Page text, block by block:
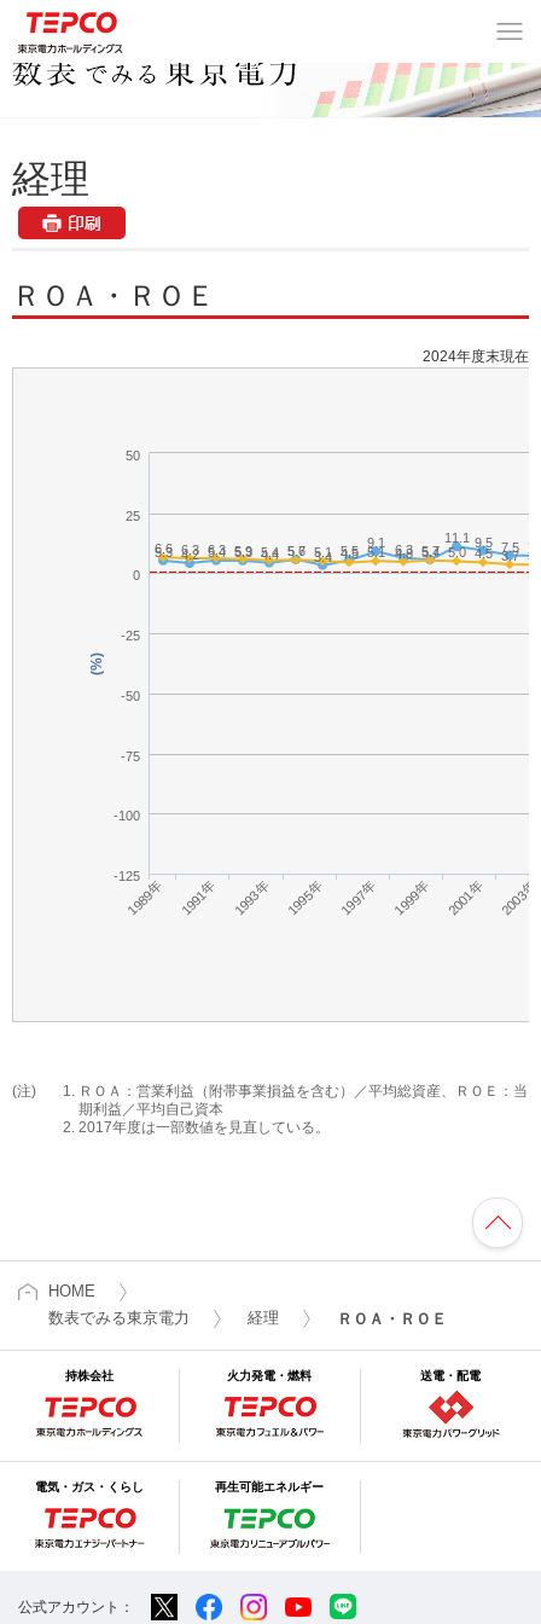
数表でみる東京電力
経理
ＲＯＡ・ＲＯＥ
2024年度末現在
(%)
5.3 4.2 5.4 5.3 4.4 5.7 3.4 5.5
9.1 6.3 5.7
11.1 9.5 7.5
6.6 6.3 6.3 5.9 5.4 5.6 5.1 4.5 5.1 4.8 5.4 5.0 4.5 3.7
1989年 1991年 1993年 1995年 1997年 1999年 2001年 2003年
-125
-100
-75
-50
-25
0
25
50
(注)
ＲＯＡ：営業利益（附帯事業損益を含む）／平均総資産、ＲＯＥ：当
期利益／平均自己資本
2017年度は一部数値を見直している。
HOME
数表でみる東京電力
経理 ＲＯＡ・ＲＯＥ
持株会社 火力発電・燃料 送電・配電
電気・ガス・くらし 再生可能エネルギー
公式アカウント：